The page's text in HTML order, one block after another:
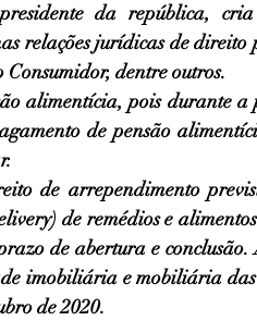
da república,
relações jurídicas de
dentre outros.
alimentícia, pois durante
de pensão
de arrependimento
de remédios e
de abertura e conclusão.
imobiliária e mobiliária das
de 2020.